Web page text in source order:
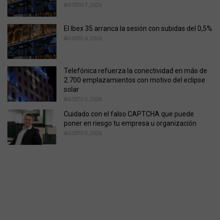
AGOSTO 7, 2026
El Ibex 35 arranca la sesión con subidas del 0,5%
AGOSTO 6, 2026
Telefónica refuerza la conectividad en más de
2.700 emplazamientos con motivo del eclipse
solar
AGOSTO 5, 2026
Cuidado con el falso CAPTCHA que puede
poner en riesgo tu empresa u organización
AGOSTO 5, 2026